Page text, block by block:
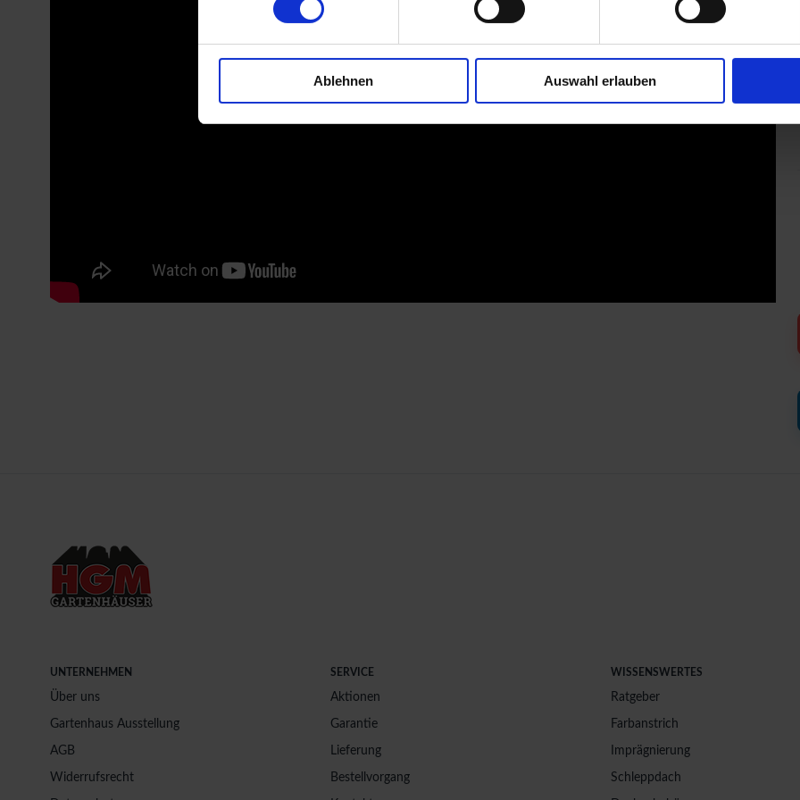
Ablehnen Auswahl erlauben
UNTERNEHMEN
Über uns
Gartenhaus Ausstellung
AGB
Widerrufsrecht
SERVICE
Aktionen
Garantie
Lieferung
Bestellvorgang
WISSENSWERTES
Ratgeber
Farbanstrich
Imprägnierung
Schleppdach